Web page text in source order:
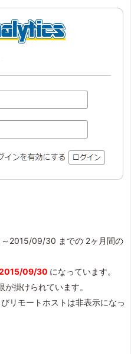
2015/09/30 までの 2ヶ月間の
2015/09/30 になっています。
掛けられています。
リモートホストは非表示になっ